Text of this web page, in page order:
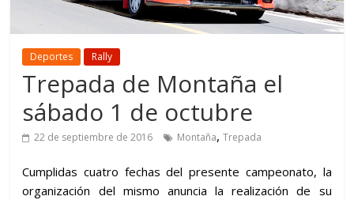
Deportes Rally
Trepada de Montaña el
sábado 1 de octubre
22 de septiembre de 2016 Montaña,Trepada
Cumplidas cuatro fechas del presente campeonato, la
organización del mismo anuncia la realización de su